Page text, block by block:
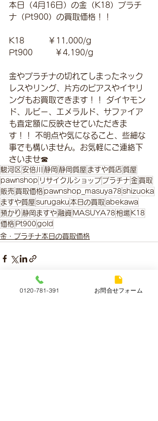
本日（4月16日）の金（K18）プラチ
ナ（Pt900）の買取価格！！
K18　　　￥11,000/g
Pt900         ￥4,190/g
金やプラチナの切れてしまったネック
レスやリング、片方のピアスやイヤリ
ングもお買取できます！！ ダイヤモン
ド、ルビー、エメラルド、サファイア
も査定額に反映させていただきま
す！！ 不明点や気になること、些細な
事でも構いません。お気軽にご連絡下
さいませ☎
駿河区 安倍川 静岡 静岡質屋 ますや質店 質屋
pawnshop リサイクルショップ プラチナ 金 買取
販売 買取価格 pawnshop_masuya78shizuoka
ますや質屋 surugaku 本日の買取 abekawa
預かり 静岡ますや 融資 MASUYA78相場 K18
価格 Pt900gold
金・プラチナ本日の買取価格
最新記事 すべて表示
0120-781-391 お問合せフォーム